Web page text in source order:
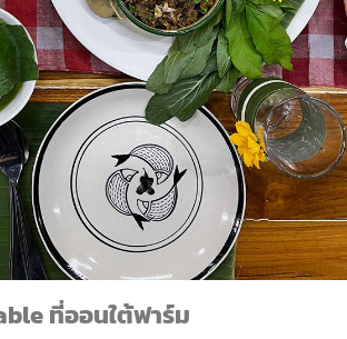
ที่ออนใต้ฟาร์ม